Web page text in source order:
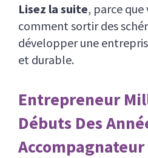
Lisez la suite, parce
comment sortir des
développer une
et durable.
Entrepreneur
Débuts Des
Accompagnateur